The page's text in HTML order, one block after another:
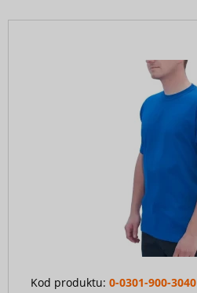
Kod produktu: 0-0301-900-3040